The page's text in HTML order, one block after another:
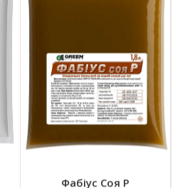
Фабіус Соя Р